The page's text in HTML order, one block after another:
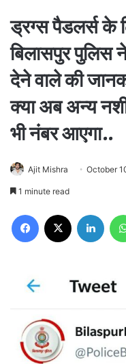
ड्रग्स पैडलर्स के
बिलासपुर पुलिस
देने वाले की
क्या अब अन्य
भी नंबर आएगा..
Ajit Mishra October
1 minute read
Facebook